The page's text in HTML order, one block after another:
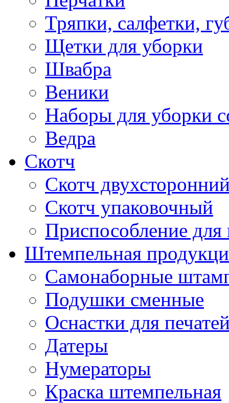
Тряпки, салфетки,
Щетки для уборки
Швабра
Веники
Наборы для уборки
Ведра
Скотч
Скотч
Скотч упаковочный
Приспособление для
Штемпельная
Самонаборные
Подушки сменные
Оснастки для
Датеры
Нумераторы
Краска штемпельная